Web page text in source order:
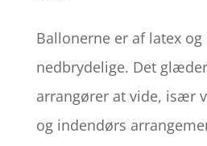
Ballonerne er af latex
nedbrydelige. Det
arrangører at vide, især
og indendørs